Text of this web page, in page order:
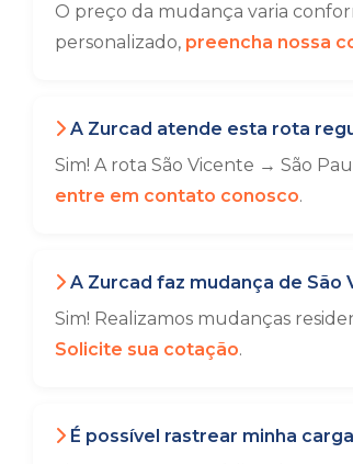
O preço da mudança varia
personalizado, preencha nossa
A Zurcad atende esta rota
Sim! A rota São Vicente → São
entre em contato conosco.
A Zurcad faz mudança de São
Sim! Realizamos mudanças
Solicite sua cotação.
É possível rastrear minha